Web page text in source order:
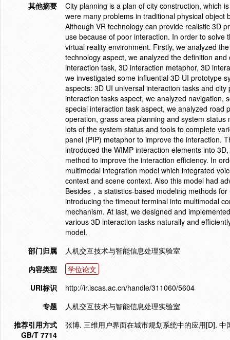
其他摘要
City planning is a plan of city construction, which
were many problems in traditional physical object
Although VR technology can provide realistic 3D
use because of poor interaction. In order to
virtual reality environment. Firstly, we analyzed
technology aspect, we analyzed the definition
interaction task, 3D interaction metaphor, 3D
we investigated some influential 3D UI prototype
aspects: 3D UI universal interaction tasks and
interaction tasks aspect, we analyzed navigation,
special interaction task aspect, we analyzed
operation, grass area planning and system
lots of the system status and tools to complete
panel (PIP) metaphor to improve the interaction.
introduced the WIMP interaction elements into
method to improve the interaction efficiency. In
multimodal integration model which integrated
context and scene context. Also this model had
Besides，a statistics-based modeling methods
introducing the timeout terminal into multimodal
mechanism. At last, we designed and
various 3D interaction tasks naturally and
model.
部门归属
人机交互技术与智能信息处理实验室
内容类型
学位论文
URI标识
http://ir.iscas.ac.cn/handle/311060/5604
专题
人机交互技术与智能信息处理实验室
推荐引用方式
GB/T 7714
张博. 三维用户界面在城市规划系统中的应用[D].